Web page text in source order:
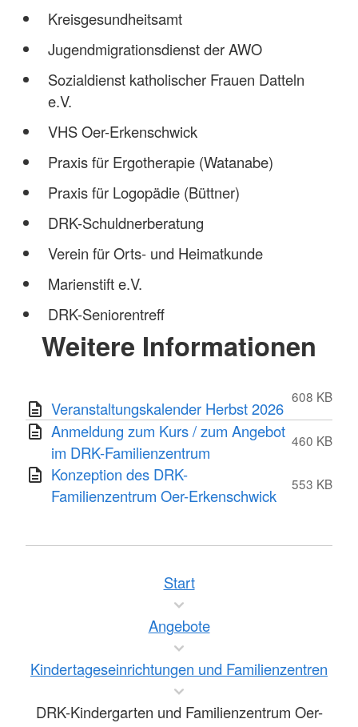
Kreisgesundheitsamt
Jugendmigrationsdienst der AWO
Sozialdienst katholischer Frauen Datteln
e.V.
VHS Oer-Erkenschwick
Praxis für Ergotherapie (Watanabe)
Praxis für Logopädie (Büttner)
DRK-Schuldnerberatung
Verein für Orts- und Heimatkunde
Marienstift e.V.
DRK-Seniorentreff
Weitere Informationen
Veranstaltungskalender Herbst 2026
608 KB
Anmeldung zum Kurs / zum Angebot
im DRK-Familienzentrum
460 KB
Konzeption des DRK-
Familienzentrum Oer-Erkenschwick
553 KB
Start
Angebote
Kindertageseinrichtungen und Familienzentren
DRK-Kindergarten und Familienzentrum Oer-